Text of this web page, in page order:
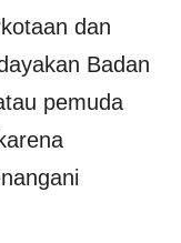
dan
Badan
pemuda